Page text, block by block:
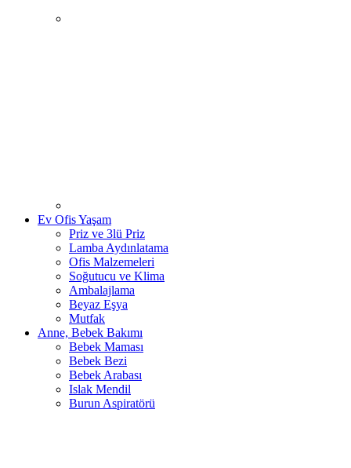
Ev Ofis Yaşam
Priz ve 3lü Priz
Lamba Aydınlatama
Ofis Malzemeleri
Soğutucu ve Klima
Ambalajlama
Beyaz Eşya
Mutfak
Anne, Bebek Bakımı
Bebek Maması
Bebek Bezi
Bebek Arabası
Islak Mendil
Burun Aspiratörü